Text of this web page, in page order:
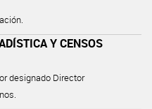
Y CENSOS
designado Director